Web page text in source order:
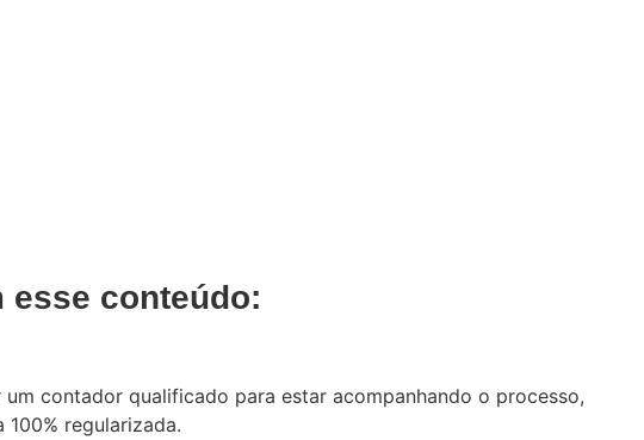
esse conteúdo:
contador qualificado para estar acompanhando o processo,
regularizada.